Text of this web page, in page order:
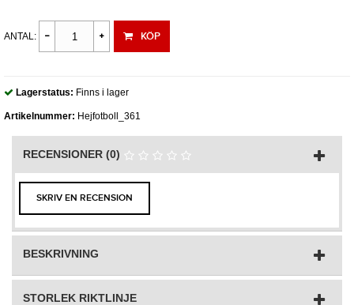
ANTAL: KÖP
Lagerstatus: Finns i lager
Artikelnummer: Hejfotboll_361
RECENSIONER (0)
SKRIV EN RECENSION
BESKRIVNING
STORLEK RIKTLINJE